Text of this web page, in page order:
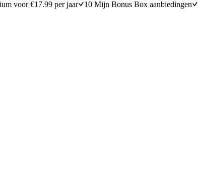
voor €17.99 per jaar 10 Mijn Bonus Box aanbiedingen